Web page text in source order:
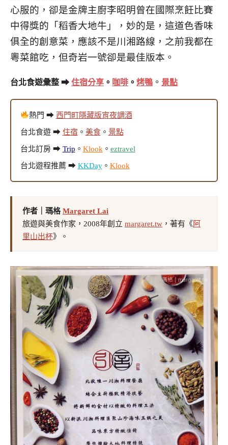
心服的，卻是金牌主廚李昭明曾在國際烹飪比賽
中得獎的「稻香大地牛」，妙的是，這道色香味
俱全的創意菜，應該不是川湘路線，之前我都在
粵菜館吃，但奇岩一號卻是最佳版本。
台北食遊彙整 ➡ 住宿分享 。 咖啡 。 烤鴨 。 景點
熱門 ➡ 西門町隱藏版宵夜調酒
台北食遊 ➡ 住宿 。 美食。 景點
台北訂房 ➡ Trip 。 Klook 。 eztravel
台北遊程推薦 ➡ KKDay。 Klook
作者｜瑪格Margaret Lai
旅遊與美食作家，2008年創立 margaret.tw ，著有《阿
里山出杯》。